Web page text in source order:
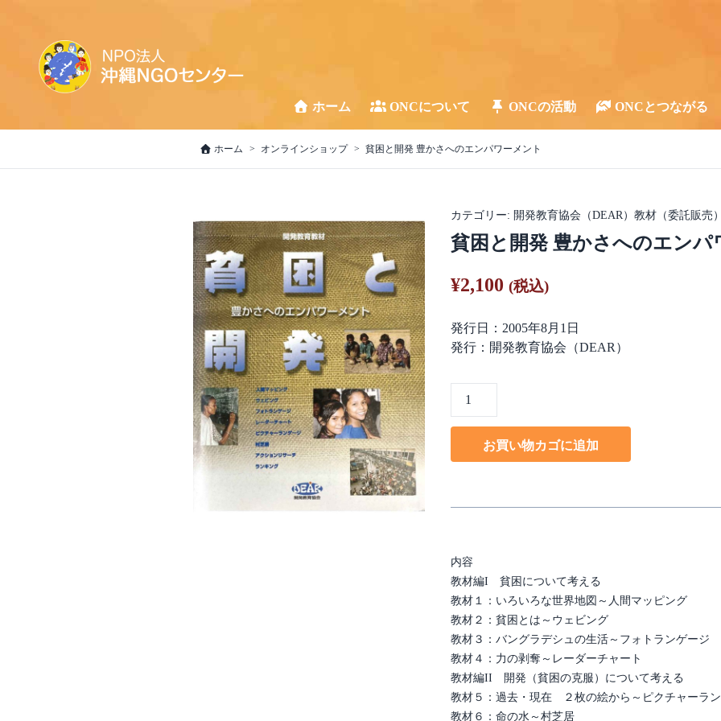
ホーム ONCについて ONCの活動 ONCとつながる
ホーム オンラインショップ 貧困と開発 豊かさへのエンパワーメント
カテゴリー: 開発教育協会（DEAR）教材（委託販売
貧困と開発 豊かさへのエンパ
¥2,100 (税込)
発行日：2005年8月1日
発行：開発教育協会（DEAR）
と
か
の
エ
ン
パ
ワ
ー
メ
ン
お買い物カゴに追加
内容
教材編I 貧困について考える
教材１：いろいろな世界地図～人間マッピング
教材２：貧困とは～ウェビング
教材３：バングラデシュの生活～フォトランゲージ
教材４：力の剥奪～レーダーチャート
教材編II 開発（貧困の克服）について考える
教材５：過去・現在 ２枚の絵から～ピクチャーラ
教材６：命の水～村芝居